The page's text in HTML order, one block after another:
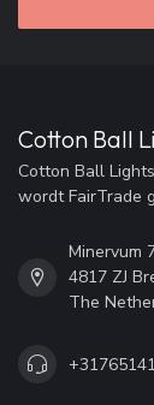
Cotton Ball
Cotton Ball
wordt FairTrade
Minervum
4817 ZJ
The